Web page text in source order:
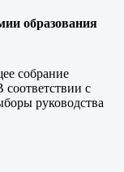
образования
собрание
соответствии с
руководства